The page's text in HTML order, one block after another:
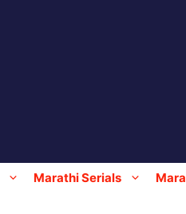
Marathi Serials